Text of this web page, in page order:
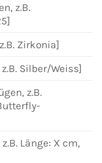
z.B.
Zirkonia]
Silber/Weiss]
z.B.
Länge: X cm,